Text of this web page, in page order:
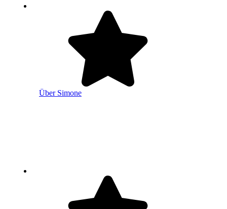
Über Simone